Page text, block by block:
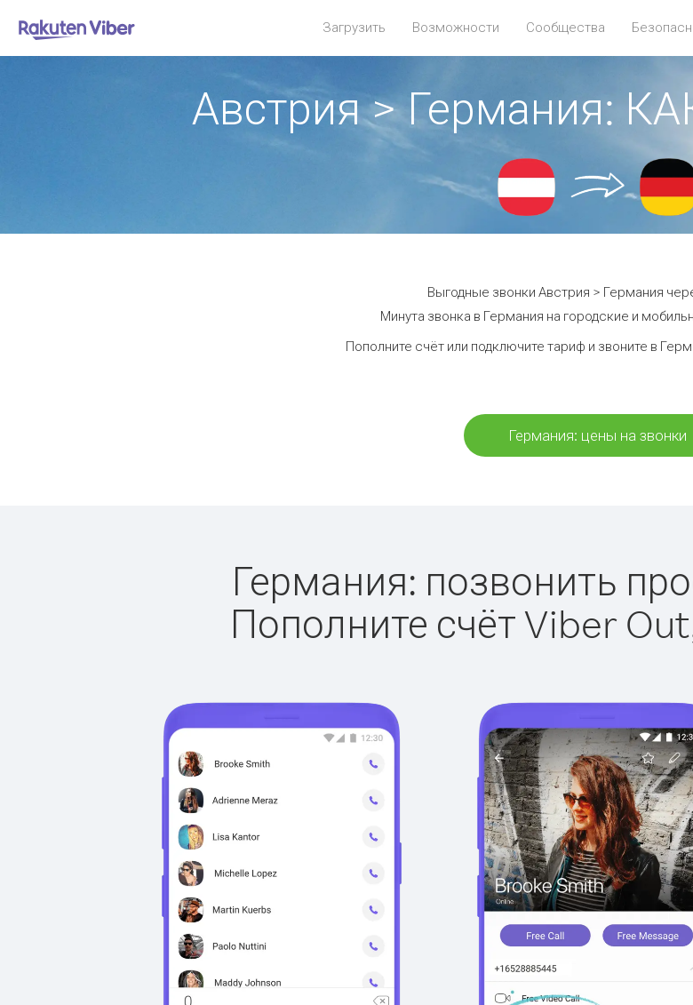
Загрузить Возможности Сообщества
Австрия > Германия:
Выгодные звонки Австрия > Германия
Минута звонка в Германия на городские и
Пополните счёт или подключите тариф и звоните в
Германия: цены на звонки
Германия: позвонить
Пополните счёт Viber